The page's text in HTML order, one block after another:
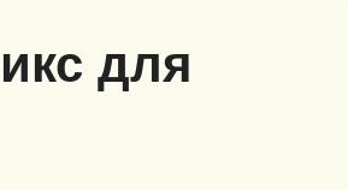
для